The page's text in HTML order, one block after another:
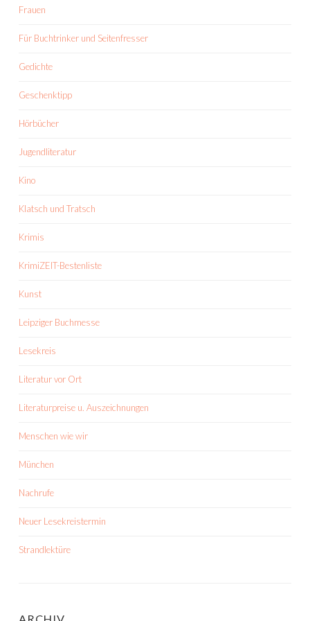
Frauen
Für Buchtrinker und Seitenfresser
Gedichte
Geschenktipp
Hörbücher
Jugendliteratur
Kino
Klatsch und Tratsch
Krimis
KrimiZEIT-Bestenliste
Kunst
Leipziger Buchmesse
Lesekreis
Literatur vor Ort
Literaturpreise u. Auszeichnungen
Menschen wie wir
München
Nachrufe
Neuer Lesekreistermin
Strandlektüre